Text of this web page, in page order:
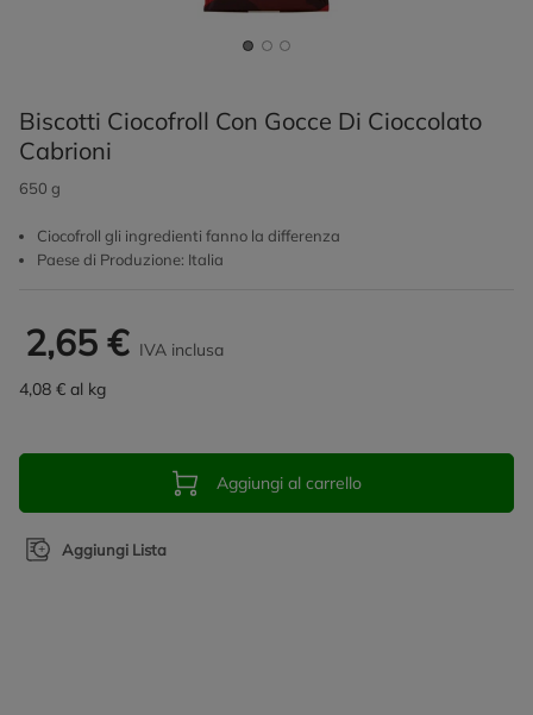
Biscotti Ciocofroll Con Gocce Di Cioccolato
Cabrioni
650 g
Ciocofroll gli ingredienti fanno la differenza
Paese di Produzione: Italia
2,65 € IVA inclusa
4,08 € al kg
Aggiungi al carrello
Aggiungi Lista